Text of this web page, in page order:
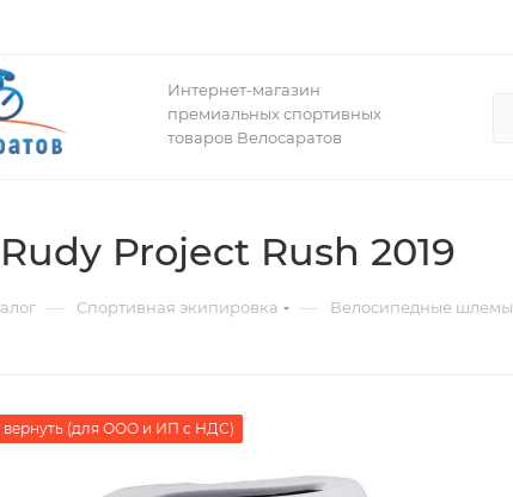
Интернет-магазин
премиальных спортивных
товаров Велосаратов
Project Rush 2019
— Спортивная экипировка — Велосипедные шлемы
(для ООО и ИП с НДС)